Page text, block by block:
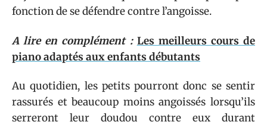
fonction de se défendre contre l’angoisse.
A lire en complément : Les meilleurs cours de
piano adaptés aux enfants débutants
Au quotidien, les petits pourront donc se sentir
rassurés et beaucoup moins angoissés lorsqu’ils
serreront leur doudou contre eux durant